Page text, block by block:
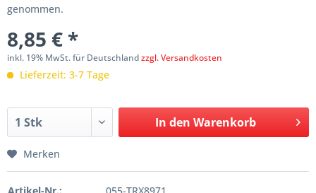
genommen.
8,85 € *
inkl. 19% MwSt. für Deutschlandzzgl. Versandkosten
Lieferzeit: 3-7 Tage
In den Warenkorb
Merken